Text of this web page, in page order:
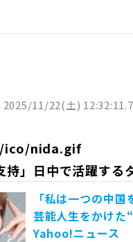
2025/11/22(土)
ico/nida.gif
持」日中で活躍する
「私は一つの中
芸能人生をかけ
Yahoo!ニュース